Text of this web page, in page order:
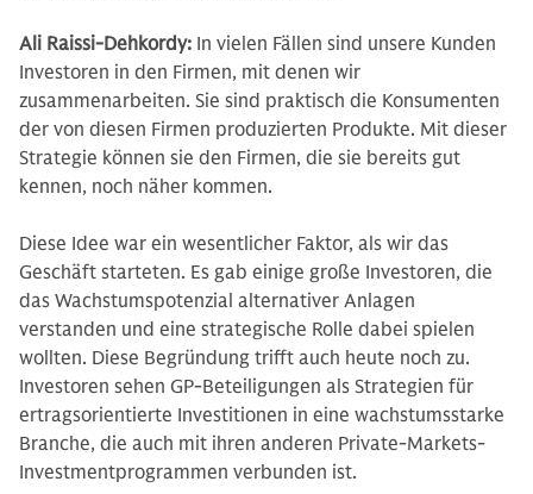
Ali Raissi-Dehkordy: In vielen Fällen sind unsere Kunden
Investoren in den Firmen, mit denen wir
zusammenarbeiten. Sie sind praktisch die Konsumenten
der von diesen Firmen produzierten Produkte. Mit dieser
Strategie können sie den Firmen, die sie bereits gut
kennen, noch näher kommen.
Diese Idee war ein wesentlicher Faktor, als wir das
Geschäft starteten. Es gab einige große Investoren, die
das Wachstumspotenzial alternativer Anlagen
verstanden und eine strategische Rolle dabei spielen
wollten. Diese Begründung trifft auch heute noch zu.
Investoren sehen GP-Beteiligungen als Strategien für
ertragsorientierte Investitionen in eine wachstumsstarke
Branche, die auch mit ihren anderen Private-Markets-
Investmentprogrammen verbunden ist.